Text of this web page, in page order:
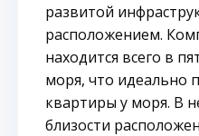
развитой
расположением.
находится всего в
моря, что идеально
квартиры у моря. В
близости